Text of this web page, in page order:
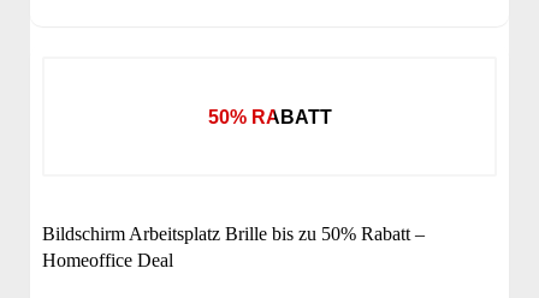
50% RABATT
Bildschirm Arbeitsplatz Brille bis zu 50% Rabatt –
Homeoffice Deal